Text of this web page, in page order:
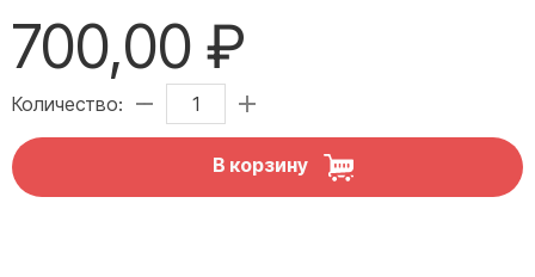
700,00 ₽
Количество:
В корзину